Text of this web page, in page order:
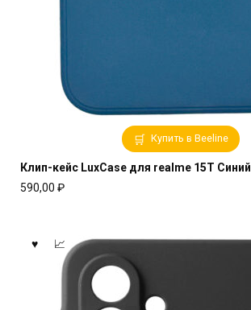
Купить в Beeline
Клип-кейс LuxCase для realme 15T Синий
590,00 ₽